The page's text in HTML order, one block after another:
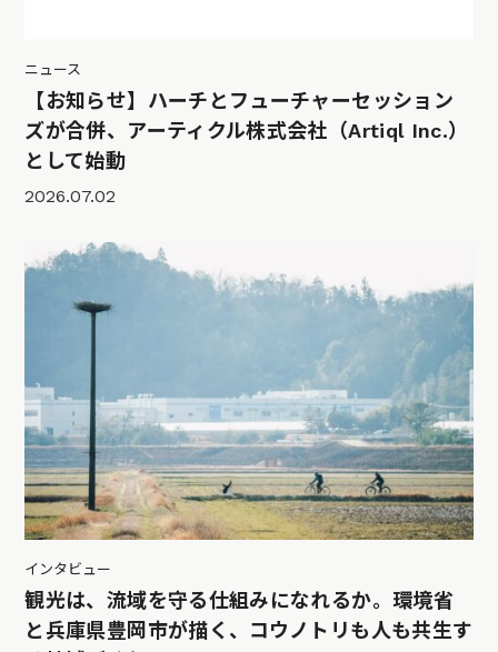
ニュース
【お知らせ】ハーチとフューチャーセッション
ズが合併、アーティクル株式会社（Artiql Inc.）
として始動
2026.07.02
インタビュー
観光は、流域を守る仕組みになれるか。環境省
と兵庫県豊岡市が描く、コウノトリも人も共生す